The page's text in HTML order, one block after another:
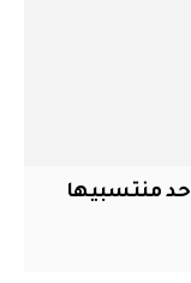
أحد منتسبيها